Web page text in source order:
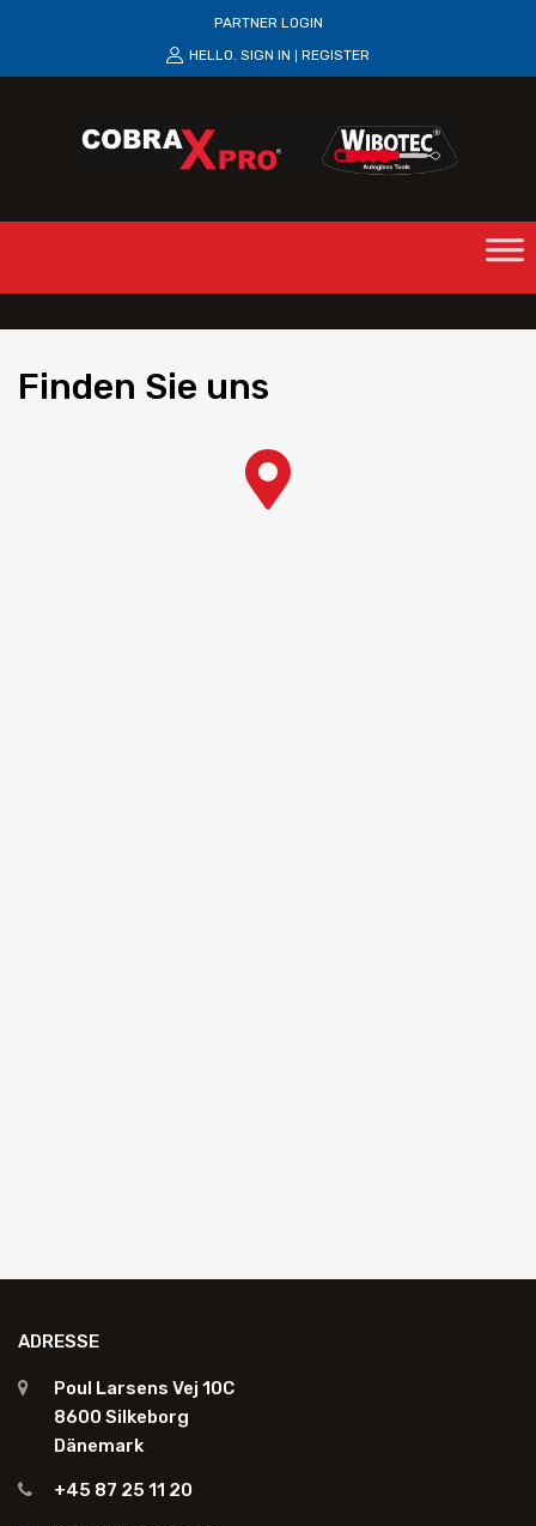
PARTNER LOGIN
HELLO. SIGN IN REGISTER
Finden Sie uns
ADRESSE
Poul Larsens Vej 10C
8600 Silkeborg
Dänemark
+45 87 25 11 20